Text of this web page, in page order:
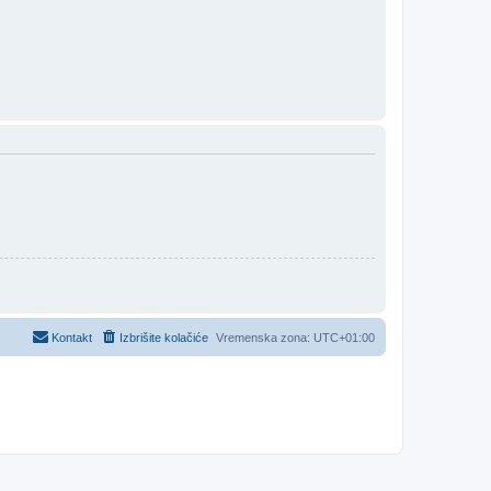
Vremenska zona: UTC+01:00
Izbrišite kolačiće
Kontakt